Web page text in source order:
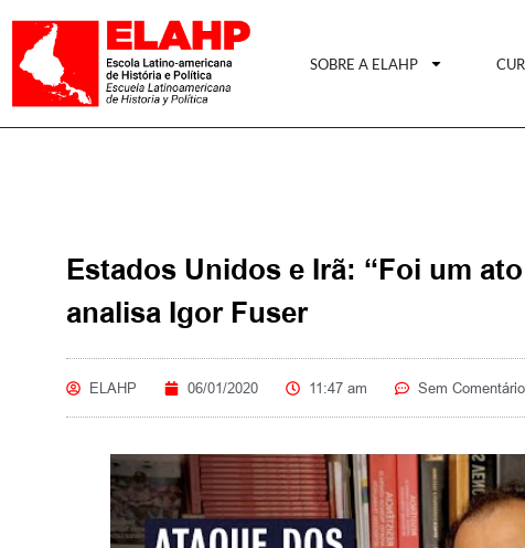
SOBRE A ELAHP
Estados Unidos e Irã: “Foi um
analisa Igor Fuser
ELAHP 06/01/2020 11:47 am Sem